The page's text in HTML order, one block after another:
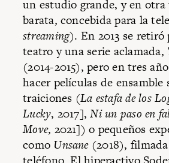
un estudio grande, y en otra
barata, concebida para la
streaming). En 2013 se
teatro y una serie aclamada,
(2014-2015), pero en tres
hacer películas de ensamble
traiciones (La estafa de los
Lucky, 2017],Ni un paso en
Move, 2021]) o pequeños
como Unsane (2018),